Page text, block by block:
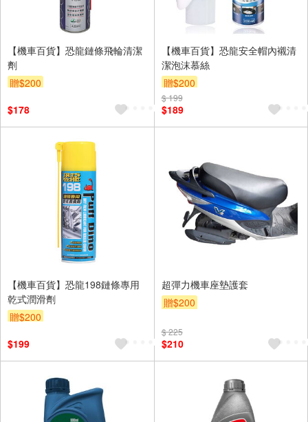
【機車百貨】恐龍鏈條飛輪清潔
劑
贈$200
$178
【機車百貨】恐龍安全帽內襯清
潔泡沫慕絲
贈$200
$ 199
$189
【機車百貨】恐龍198鏈條專用
乾式潤滑劑
贈$200
$199
超彈力機車座墊護套
贈$200
$ 225
$210